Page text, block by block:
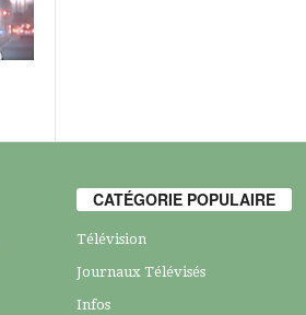
CATÉGORIE POPULAIRE
Télévision
Journaux Télévisés
Infos